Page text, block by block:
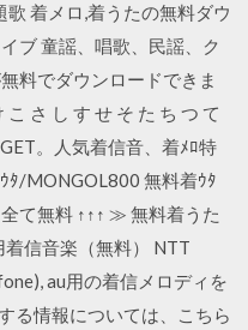
着メロ,着うたの無料ダウ
ブ 童謡、唱歌、民謡、ク
料でダウンロードできま
さ し す せ そ た ち つ て
。人気着信音、着ﾒﾛ特
ﾀ/MONGOL800 無料着ｳﾀ
て無料 ↑↑↑ ≫ 無料着うた
信音楽（無料） NTT
au用の着信メロディを
る情報については、こちら